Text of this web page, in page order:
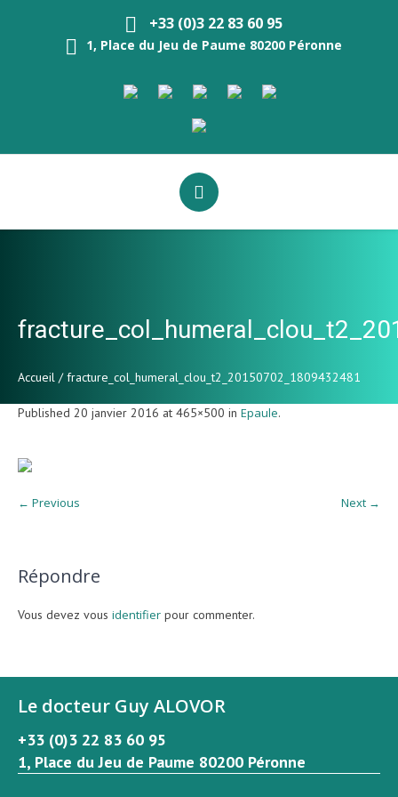
+33 (0)3 22 83 60 95
1, Place du Jeu de Paume 80200 Péronne
Accueil /fracture_col_humeral_clou_t2_20150702_1809432481
Published 20 janvier 2016 at 465×500 in Epaule.
← Previous Next →
Répondre
Vous devez vous identifier pour commenter.
Le docteur Guy ALOVOR
+33 (0)3 22 83 60 95
1, Place du Jeu de Paume 80200 Péronne